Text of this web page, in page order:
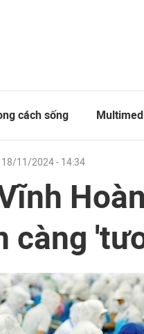
cách sống
18/11/2024 - 14:34
càng